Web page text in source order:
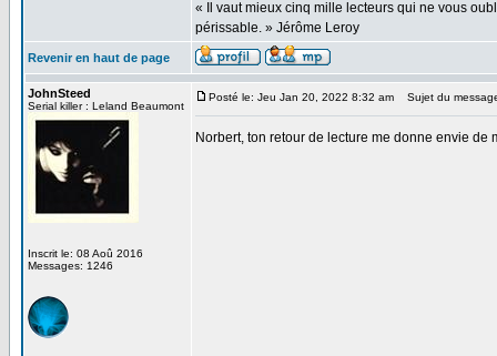
« Il vaut mieux cinq mille lecteurs qui ne vous
périssable. » Jérôme Leroy
Revenir en haut de page
JohnSteed
Serial killer : Leland Beaumont
Inscrit le: 08 Aoû 2016
Messages: 1246
Posté le: Jeu Jan 20, 2022 8:32 am Sujet du
Norbert, ton retour de lecture me donne envie